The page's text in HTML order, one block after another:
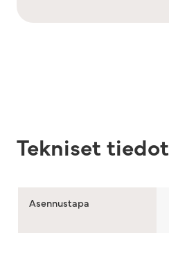
Tekniset tiedot
Asennustapa